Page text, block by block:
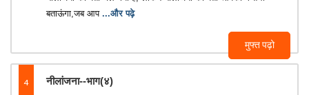
मुफ्त पढ़ो
बताऊंगा,जब आप ...और पढ़े
4 नीलांजना--भाग(४)